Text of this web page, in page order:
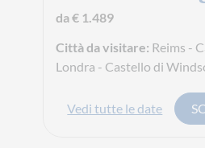
da € 1.489
Città da visitare: Reims -
Londra - Castello di
Vedi tutte le date